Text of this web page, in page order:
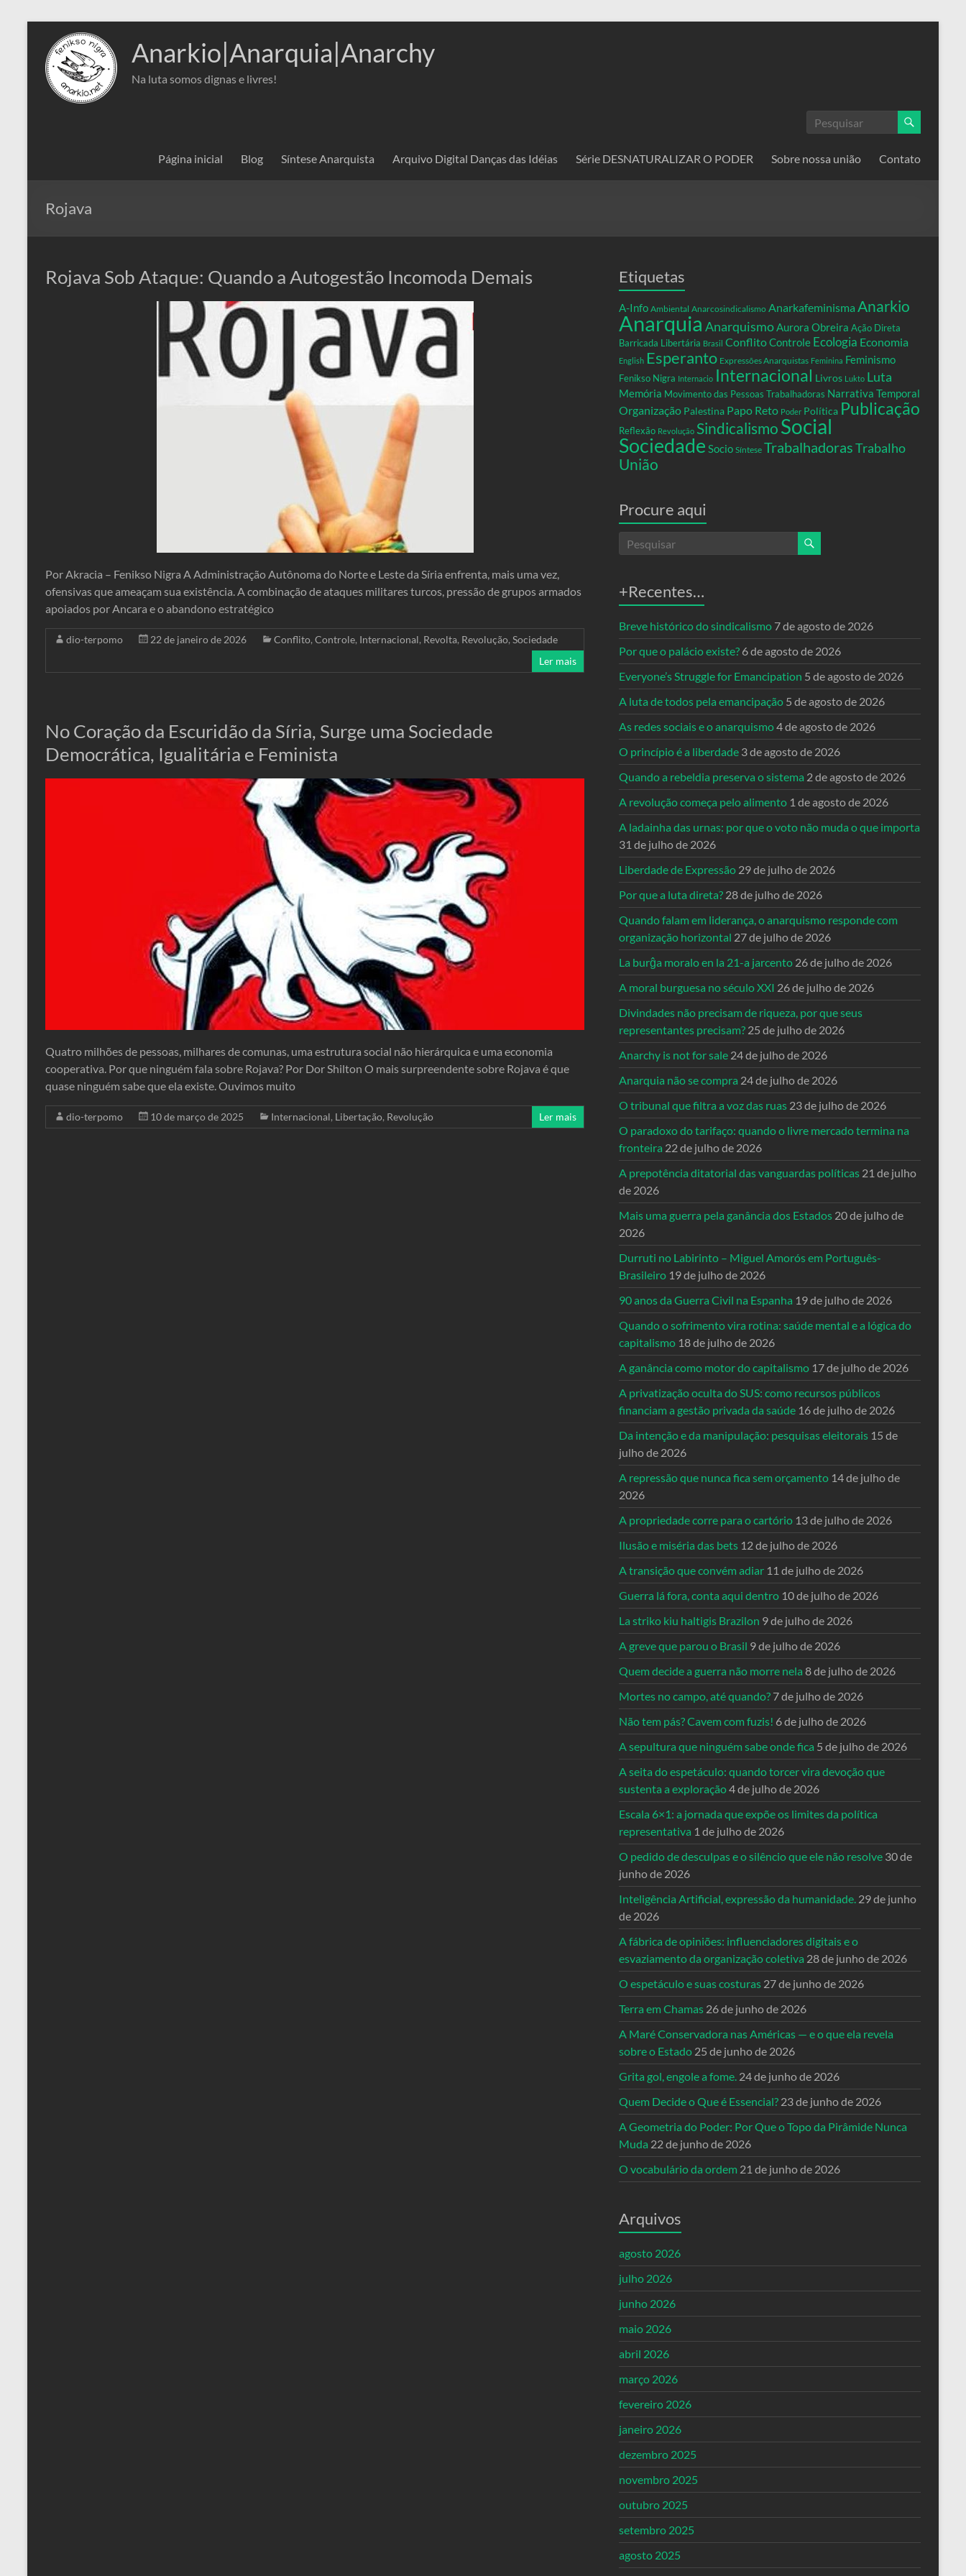
conteúdo
Anarkio|Anarquia|Anarchy
Na luta somos dignas e livres!
Página inicial Blog Síntese Anarquista Arquivo Digital Danças das Idéias Série DESNATURALIZAR O PODER Sobre nossa união Contato
Rojava
Rojava Sob Ataque: Quando a Autogestão Incomoda Demais
Por Akracia – Fenikso Nigra A Administração Autônoma do Norte e Leste da Síria enfrenta, mais uma vez,
ofensivas que ameaçam sua existência. A combinação de ataques militares turcos, pressão de grupos armados
apoiados por Ancara e o abandono estratégico
dio-terpomo 22 de janeiro de 2026 Conflito, Controle, Internacional, Revolta, Revolução, Sociedade
Ler mais
No Coração da Escuridão da Síria, Surge uma Sociedade
Democrática, Igualitária e Feminista
Quatro milhões de pessoas, milhares de comunas, uma estrutura social não hierárquica e uma economia
cooperativa. Por que ninguém fala sobre Rojava? Por Dor Shilton O mais surpreendente sobre Rojava é que
quase ninguém sabe que ela existe. Ouvimos muito
dio-terpomo 10 de março de 2025 Internacional, Libertação, Revolução Ler mais
Etiquetas
A-Info Ambiental Anarcosindicalismo Anarkafeminisma Anarkio
Anarquia AnarquismoAurora Obreira Ação Direta
Barricada Libertária Brasil ConflitoControle Ecologia Economia
English Esperanto Expressões Anarquistas Feminina Feminismo
Fenikso Nigra Internacio Internacional Livros Lukto Luta
Memória Movimento das Pessoas Trabalhadoras Narrativa Temporal
Organização Palestina Papo Reto Poder Política Publicação
Reflexão Revolução Sindicalismo Social
Sociedade Socio Síntese TrabalhadorasTrabalho
União
Procure aqui
+Recentes…
Breve histórico do sindicalismo 7 de agosto de 2026
Por que o palácio existe? 6 de agosto de 2026
Everyone’s Struggle for Emancipation 5 de agosto de 2026
A luta de todos pela emancipação 5 de agosto de 2026
As redes sociais e o anarquismo4 de agosto de 2026
O princípio é a liberdade 3 de agosto de 2026
Quando a rebeldia preserva o sistema 2 de agosto de 2026
A revolução começa pelo alimento 1 de agosto de 2026
A ladainha das urnas: por que o voto não muda o que importa
31 de julho de 2026
Liberdade de Expressão 29 de julho de 2026
Por que a luta direta? 28 de julho de 2026
Quando falam em liderança, o anarquismo responde com
organização horizontal 27 de julho de 2026
La burĝa moralo en la 21-a jarcento 26 de julho de 2026
A moral burguesa no século XXI 26 de julho de 2026
Divindades não precisam de riqueza, por que seus
representantes precisam? 25 de julho de 2026
Anarchy is not for sale 24 de julho de 2026
Anarquia não se compra 24 de julho de 2026
O tribunal que filtra a voz das ruas 23 de julho de 2026
O paradoxo do tarifaço: quando o livre mercado termina na
fronteira 22 de julho de 2026
A prepotência ditatorial das vanguardas políticas 21 de julho
de 2026
Mais uma guerra pela ganância dos Estados 20 de julho de
2026
Durruti no Labirinto – Miguel Amorós em Português-
Brasileiro 19 de julho de 2026
90 anos da Guerra Civil na Espanha 19 de julho de 2026
Quando o sofrimento vira rotina: saúde mental e a lógica do
capitalismo 18 de julho de 2026
A ganância como motor do capitalismo 17 de julho de 2026
A privatização oculta do SUS: como recursos públicos
financiam a gestão privada da saúde 16 de julho de 2026
Da intenção e da manipulação: pesquisas eleitorais 15 de
julho de 2026
A repressão que nunca fica sem orçamento 14 de julho de
2026
A propriedade corre para o cartório 13 de julho de 2026
Ilusão e miséria das bets 12 de julho de 2026
A transição que convém adiar 11 de julho de 2026
Guerra lá fora, conta aqui dentro 10 de julho de 2026
La striko kiu haltigis Brazilon 9 de julho de 2026
A greve que parou o Brasil 9 de julho de 2026
Quem decide a guerra não morre nela 8 de julho de 2026
Mortes no campo, até quando? 7 de julho de 2026
Não tem pás? Cavem com fuzis! 6 de julho de 2026
A sepultura que ninguém sabe onde fica 5 de julho de 2026
A seita do espetáculo: quando torcer vira devoção que
sustenta a exploração4 de julho de 2026
Escala 6×1: a jornada que expõe os limites da política
representativa 1 de julho de 2026
O pedido de desculpas e o silêncio que ele não resolve 30 de
junho de 2026
Inteligência Artificial, expressão da humanidade. 29 de junho
de 2026
A fábrica de opiniões: influenciadores digitais e o
esvaziamento da organização coletiva 28 de junho de 2026
O espetáculo e suas costuras 27 de junho de 2026
Terra em Chamas 26 de junho de 2026
A Maré Conservadora nas Américas — e o que ela revela
sobre o Estado 25 de junho de 2026
Grita gol, engole a fome. 24 de junho de 2026
Quem Decide o Que é Essencial? 23 de junho de 2026
A Geometria do Poder: Por Que o Topo da Pirâmide Nunca
Muda 22 de junho de 2026
O vocabulário da ordem 21 de junho de 2026
Arquivos
agosto 2026
julho 2026
junho 2026
maio 2026
abril 2026
março 2026
fevereiro 2026
janeiro 2026
dezembro 2025
novembro 2025
outubro 2025
setembro 2025
agosto 2025